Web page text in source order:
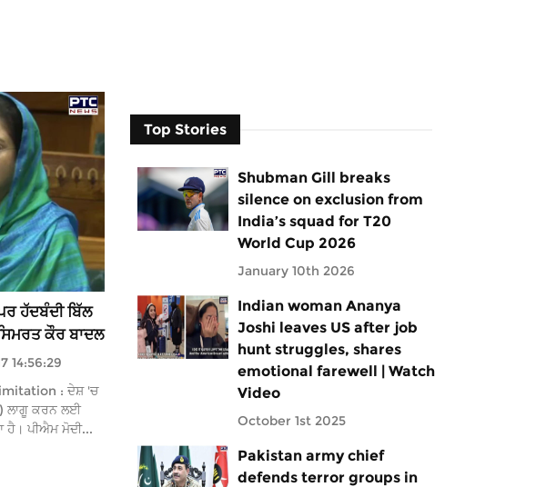
ਹੱਦਬੰਦੀ ਬਿੱਲ
ਕੌਰ ਬਾਦਲ
14:56:29
: ਦੇਸ਼ 'ਚ
ਲਾਗੂ ਕਰਨ ਲਈ
ਪੀਐਮ ਮੋਦੀ...
Top Stories
Shubman Gill breaks
silence on exclusion from
India’s squad for T20
World Cup 2026
January 10th 2026
Indian woman Ananya
Joshi leaves US after job
hunt struggles, shares
emotional farewell | Watch
Video
October 1st 2025
Pakistan army chief
defends terror groups in